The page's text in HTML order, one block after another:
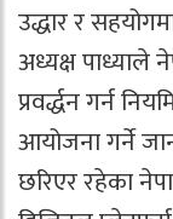
उद्धार र
अध्यक्ष पाध्याले
प्रवर्द्धन गर्न
आयोजना गर्ने
छरिएर रहेका